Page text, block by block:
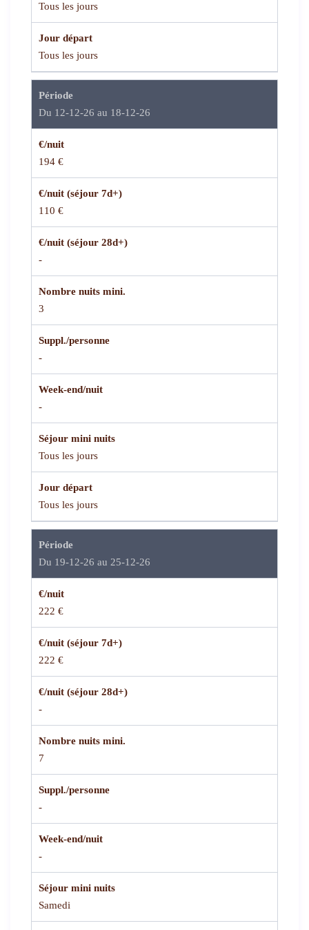
Tous les jours
Jour départ
Tous les jours
Période
Du 12-12-26 au 18-12-26
€/nuit
194 €
€/nuit (séjour 7d+)
110 €
€/nuit (séjour 28d+)
-
Nombre nuits mini.
3
Suppl./personne
-
Week-end/nuit
-
Séjour mini nuits
Tous les jours
Jour départ
Tous les jours
Période
Du 19-12-26 au 25-12-26
€/nuit
222 €
€/nuit (séjour 7d+)
222 €
€/nuit (séjour 28d+)
-
Nombre nuits mini.
7
Suppl./personne
-
Week-end/nuit
-
Séjour mini nuits
Samedi